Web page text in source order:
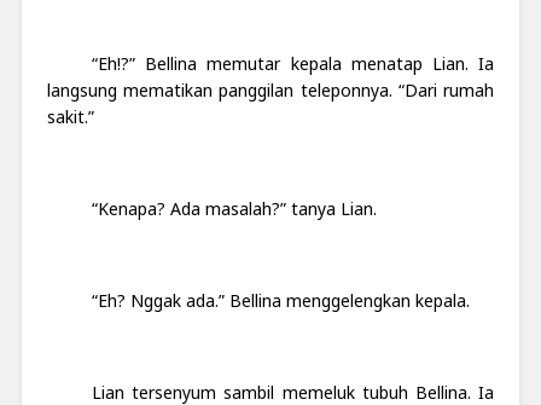
“Eh!?” Bellina memutar kepala menatap Lian. Ia
langsung mematikan panggilan teleponnya. “Dari rumah
sakit.”
“Kenapa? Ada masalah?” tanya Lian.
“Eh? Nggak ada.” Bellina menggelengkan kepala.
Lian tersenyum sambil memeluk tubuh Bellina. Ia